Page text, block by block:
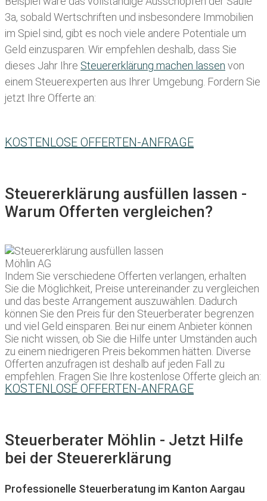
3a, sobald Wertschriften und insbesondere Immobilien
im Spiel sind, gibt es noch viele andere Potentiale um
Geld einzusparen. Wir empfehlen deshalb, dass Sie
dieses Jahr Ihre Steuererklärung machen lassen von
einem Steuerexperten aus Ihrer Umgebung. Fordern Sie
jetzt Ihre Offerte an:
KOSTENLOSE OFFERTEN-ANFRAGE
Steuererklärung ausfüllen lassen -
Warum Offerten vergleichen?
Indem Sie verschiedene Offerten verlangen, erhalten
Sie die Möglichkeit, Preise untereinander zu vergleichen
und das beste Arrangement auszuwählen. Dadurch
können Sie den Preis für den Steuerberater begrenzen
und viel Geld einsparen. Bei nur einem Anbieter können
Sie nicht wissen, ob Sie die Hilfe unter Umständen auch
zu einem niedrigeren Preis bekommen hätten. Diverse
Offerten anzufragen ist deshalb auf jeden Fall zu
empfehlen. Fragen Sie Ihre kostenlose Offerte gleich an:
KOSTENLOSE OFFERTEN-ANFRAGE
Steuerberater Möhlin - Jetzt Hilfe
bei der Steuererklärung
Professionelle Steuerberatung im Kanton Aargau